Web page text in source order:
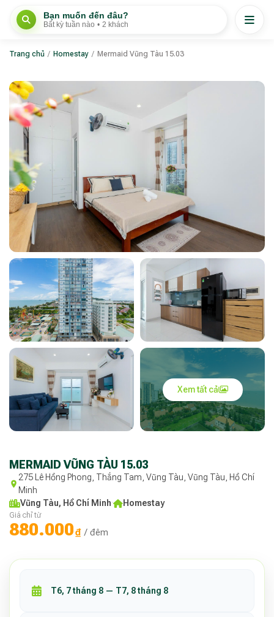
Bạn muốn đến đâu?
Bất kỳ tuần nào • 2 khách
Trang chủ / Homestay / Mermaid Vũng Tàu 15.03
Xem tất cả
MERMAID VŨNG TÀU 15.03
275 Lê Hồng Phong, Thắng Tam, Vũng Tàu, Vũng Tàu, Hồ Chí
Minh
Vũng Tàu, Hồ Chí Minh· Homestay
Giá chỉ từ
880.000₫ / đêm